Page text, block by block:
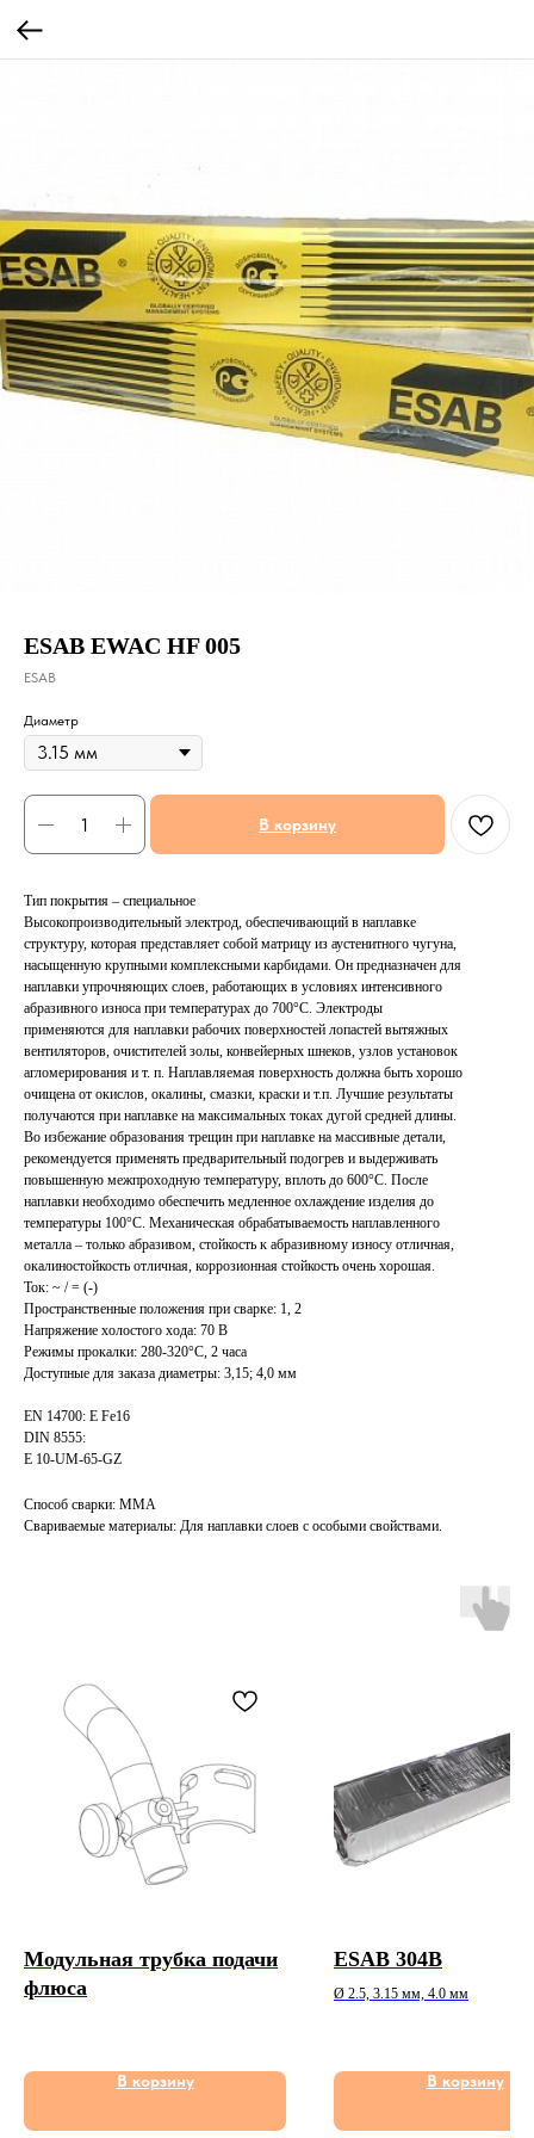
ESAB EWAC HF 005
ESAB
Диаметр
В корзину
Тип покрытия – специальное
Высокопроизводительный электрод, обеспечивающий в наплавке
структуру, которая представляет собой матрицу из аустенитного чугуна,
насыщенную крупными комплексными карбидами. Он предназначен для
наплавки упрочняющих слоев, работающих в условиях интенсивного
абразивного износа при температурах до 700°С. Электроды
применяются для наплавки рабочих поверхностей лопастей вытяжных
вентиляторов, очистителей золы, конвейерных шнеков, узлов установок
агломерирования и т. п. Наплавляемая поверхность должна быть хорошо
очищена от окислов, окалины, смазки, краски и т.п. Лучшие результаты
получаются при наплавке на максимальных токах дугой средней длины.
Во избежание образования трещин при наплавке на массивные детали,
рекомендуется применять предварительный подогрев и выдерживать
повышенную межпроходную температуру, вплоть до 600°C. После
наплавки необходимо обеспечить медленное охлаждение изделия до
температуры 100°C. Механическая обрабатываемость наплавленного
металла – только абразивом, стойкость к абразивному износу отличная,
окалиностойкость отличная, коррозионная стойкость очень хорошая.
Ток: ~ / = (-)
Пространственные положения при сварке: 1, 2
Напряжение холостого хода: 70 В
Режимы прокалки: 280-320°С, 2 часа
Доступные для заказа диаметры: 3,15; 4,0 мм
EN 14700: E Fe16
DIN 8555:
E 10-UM-65-GZ
Способ сварки: MMA
Свариваемые материалы: Для наплавки слоев с особыми свойствами.
Модульная трубка подачи
флюса
В корзину
ESAB 304B
Ø 2.5, 3.15 мм, 4.0 мм
В корзину